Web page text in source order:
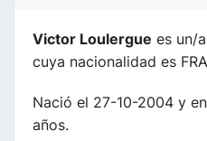
Victor Loulergue es un/
cuya nacionalidad es
Nació el 27-10-2004 y
años.